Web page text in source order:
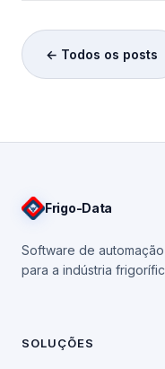
← Todos os posts
Frigo-Data
Software de
para a indústria
SOLUÇÕES